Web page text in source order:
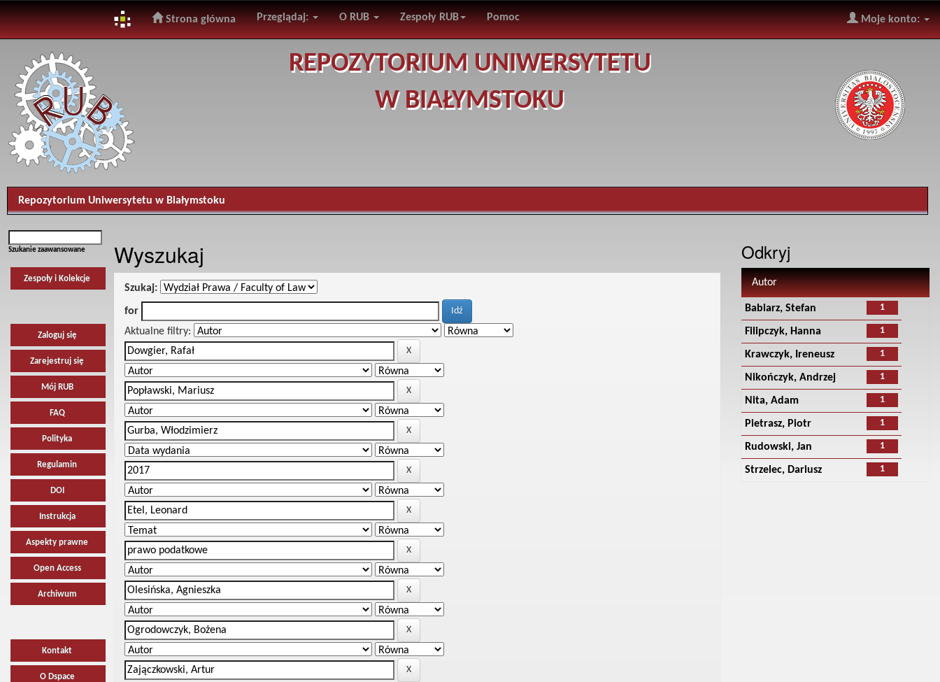
navigation
Strona główna Przeglądaj: O RUB Zespoły RUB Pomoc Moje konto:
REPOZYTORIUM UNIWERSYTETU
W BIAŁYMSTOKU
Repozytorium Uniwersytetu w Białymstoku
Szukanie zaawansowane
Zespoły i Kolekcje
Zaloguj się
Zarejestruj się
Mój RUB
FAQ
Polityka
Regulamin
DOI
Instrukcja
Aspekty prawne
Open Access
Archiwum
Kontakt
O Dspace
Wyszukaj
Szukaj:
for
Aktualne filtry:
Odkryj
Autor
1
Babiarz, Stefan
1
Filipczyk, Hanna
1
Krawczyk, Ireneusz
1
Nikończyk, Andrzej
1
Nita, Adam
1
Pietrasz, Piotr
1
Rudowski, Jan
1
Strzelec, Dariusz